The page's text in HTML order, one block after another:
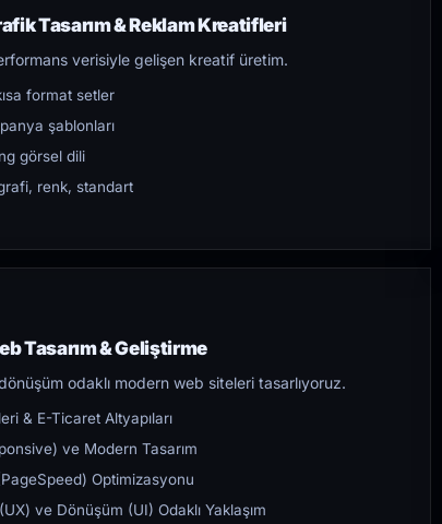
Tasarım & Reklam Kreatifleri
verisiyle gelişen kreatif üretim.
format setler
şablonları
görsel dili
renk, standart
Tasarım & Geliştirme
odaklı modern web siteleri tasarlıyoruz.
& E-Ticaret Altyapıları
ve Modern Tasarım
Optimizasyonu
ve Dönüşüm (UI) Odaklı Yaklaşım